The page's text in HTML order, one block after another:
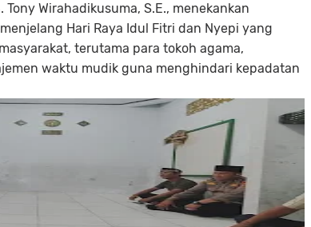
Wirahadikusuma, S.E., menekankan
Hari Raya Idul Fitri dan Nyepi yang
terutama para tokoh agama,
waktu mudik guna menghindari kepadatan